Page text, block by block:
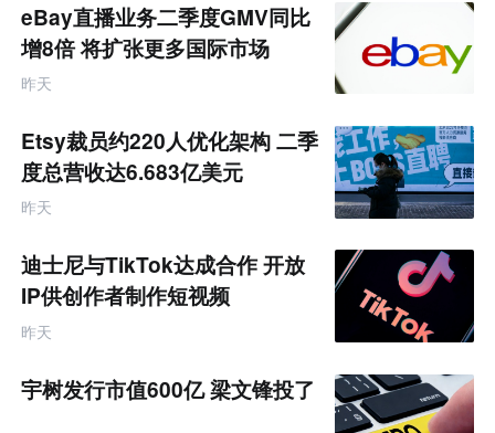
eBay直播业务二季度GMV同比
增8倍 将扩张更多国际市场
昨天
Etsy裁员约220人优化架构 二季
度总营收达6.683亿美元
昨天
迪士尼与TikTok达成合作 开放
IP供创作者制作短视频
昨天
宇树发行市值600亿 梁文锋投了